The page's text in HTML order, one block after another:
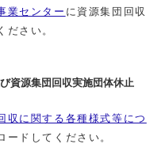
業センター に資源集団回収
ださい。
資源集団回収実施団体休止
収に関する各種様式等につ
ドしてください。